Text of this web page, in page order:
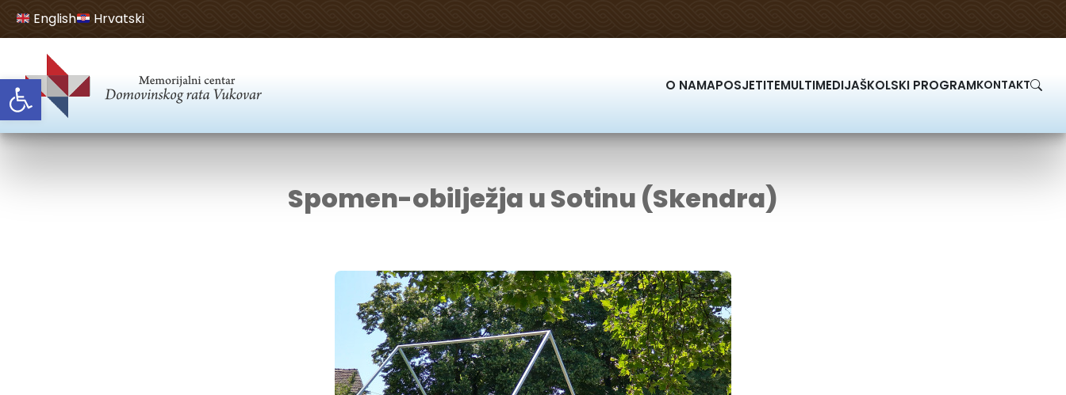
Open toolbar
English Hrvatski
O NAMAPOSJETITEMULTIMEDIJAŠKOLSKI PROGRAMKONTAKT
Spomen-obilježja u Sotinu (Skendra)